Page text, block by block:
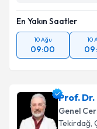
En Yakın Saatler
10 Ağu
09:00
10
Prof.
Genel
Tekirdağ,